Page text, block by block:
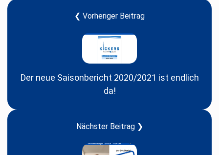
❮ Vorheriger Beitrag
Der neue Saisonbericht 2020/2021 ist endlich
da!
Nächster Beitrag ❯